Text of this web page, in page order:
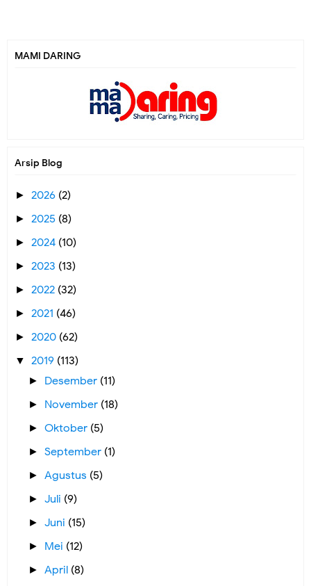
MAMI DARING
Arsip Blog
► 2026 (2)
► 2025 (8)
► 2024 (10)
► 2023 (13)
► 2022 (32)
► 2021 (46)
► 2020 (62)
▼ 2019 (113)
► Desember (11)
► November (18)
►Oktober (5)
►September (1)
►Agustus (5)
►Juli (9)
►Juni (15)
► Mei (12)
►April (8)